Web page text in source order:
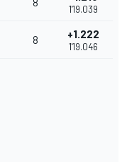
1'19.039
8 +1.222
1'19.046